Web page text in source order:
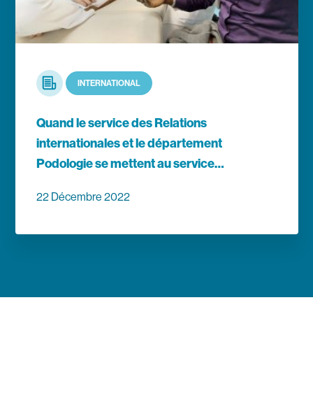
Quand le service des Relations
internationales et le département
Podologie se mettent au service…
Article INTERNATIONAL
22 Décembre 2022